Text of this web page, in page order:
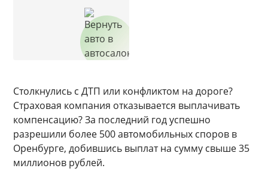
Столкнулись с ДТП или конфликтом на дороге?
Страховая компания отказывается выплачивать
компенсацию? За последний год успешно
разрешили более 500 автомобильных споров в
Оренбурге, добившись выплат на сумму свыше 35
миллионов рублей.